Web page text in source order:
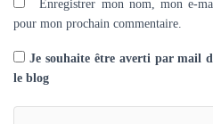
Enregistrer mon nom, mon e-
pour mon prochain commentaire.
Je souhaite être averti par mail
le blog